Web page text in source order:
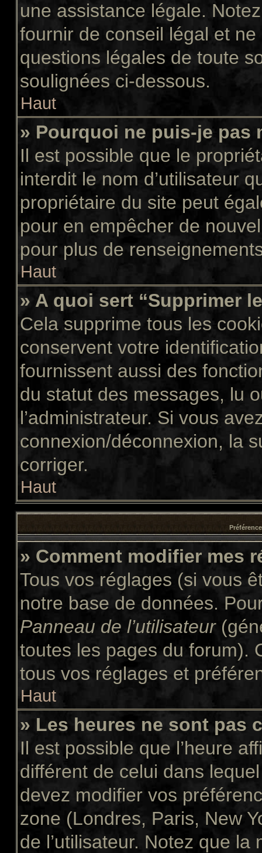
une assistance légale.
fournir de conseil légal et
questions légales de toute
soulignées ci-dessous.
Haut
» Pourquoi ne puis-je pas
Il est possible que le
interdit le nom d’utilisateur
propriétaire du site peut
pour en empêcher de
pour plus de
Haut
» A quoi sert “Supprimer
Cela supprime tous les
conservent votre
fournissent aussi des
du statut des messages, lu
l’administrateur. Si vous
connexion/déconnexion, la
corriger.
Haut
» Comment modifier mes
Tous vos réglages (si vous
notre base de données.
Panneau de l’utilisateur
toutes les pages du forum).
tous vos réglages et
Haut
» Les heures ne sont pas
Il est possible que l’heure
différent de celui dans
devez modifier vos
zone (Londres, Paris, New
de l’utilisateur. Notez que